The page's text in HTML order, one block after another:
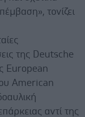
τονίζει
της Deutsche
European
American
αντί της